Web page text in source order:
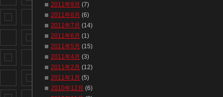
2011年9月 (7)
2011年8月 (6)
2011年7月 (14)
2011年6月 (1)
2011年5月 (15)
2011年4月 (3)
2011年2月 (12)
2011年1月 (5)
2010年12月 (6)